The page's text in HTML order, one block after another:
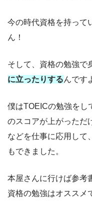
今の時代資格を持って
ん！
そして、資格の勉強で
に立ったりするんです
僕はTOEICの勉強をし
のスコアが上がっただ
などを仕事に応用して
もできました。
本屋さんに行けば参考
資格の勉強はオススメ